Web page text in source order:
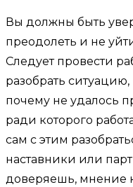
Вы должны быть
преодолеть и не
Следует провести
разобрать
почему не удалось
ради которого
сам с этим
наставники или
доверяешь, мнение